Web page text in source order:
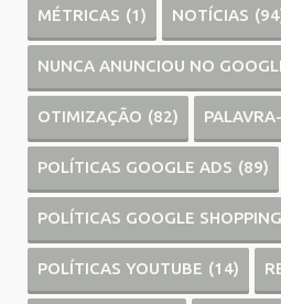
MÉTRICAS (1) NOTÍCIAS
NUNCA ANUNCIOU NO
OTIMIZAÇÃO (82)
POLÍTICAS GOOGLE ADS (89)
POLÍTICAS GOOGLE SHOPPING
POLÍTICAS YOUTUBE (14)